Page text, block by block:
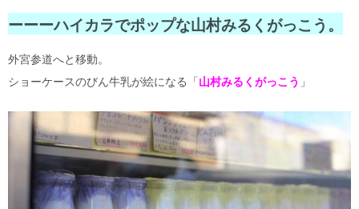
ーーーハイカラでポップな山村みるくがっこう。
外宮参道へと移動。
ショーケースのびん牛乳が絵になる「山村みるくがっこう 」